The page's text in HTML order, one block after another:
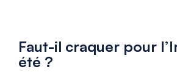
Faut-il craquer pour
été ?